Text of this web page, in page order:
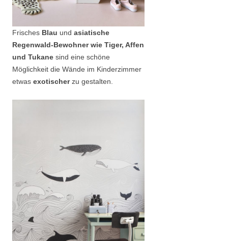
Frisches Blau und asiatische
Regenwald-Bewohner wie Tiger, Affen
und Tukane sind eine schöne
Möglichkeit die Wände im Kinderzimmer
etwas exotischerzu gestalten.